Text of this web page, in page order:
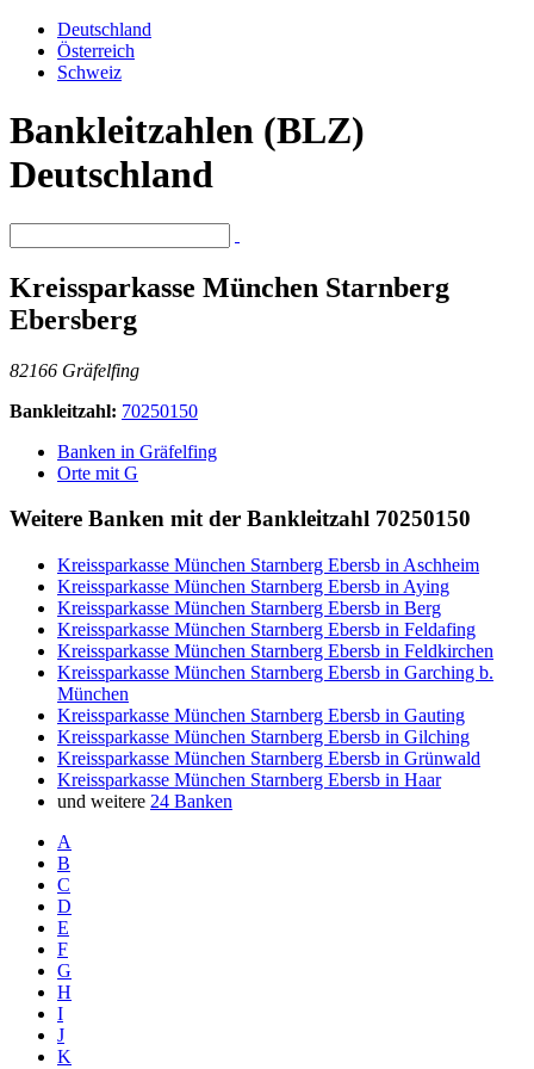
Deutschland
Österreich
Schweiz
Bankleitzahlen (BLZ)
Deutschland
Kreissparkasse München Starnberg
Ebersberg
82166 Gräfelfing
Bankleitzahl: 70250150
Banken in Gräfelfing
Orte mit G
Weitere Banken mit der Bankleitzahl 70250150
Kreissparkasse München Starnberg Ebersb in Aschheim
Kreissparkasse München Starnberg Ebersb in Aying
Kreissparkasse München Starnberg Ebersb in Berg
Kreissparkasse München Starnberg Ebersb in Feldafing
Kreissparkasse München Starnberg Ebersb in Feldkirchen
Kreissparkasse München Starnberg Ebersb in Garching b.
München
Kreissparkasse München Starnberg Ebersb in Gauting
Kreissparkasse München Starnberg Ebersb in Gilching
Kreissparkasse München Starnberg Ebersb in Grünwald
Kreissparkasse München Starnberg Ebersb in Haar
und weitere 24 Banken
A
B
C
D
E
F
G
H
I
J
K